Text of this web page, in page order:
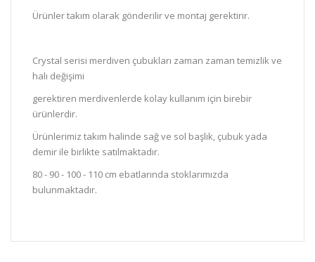
Ürünler takım olarak gönderilir ve montaj gerektirir.
Crystal serisi merdiven çubukları zaman zaman temizlik ve
halı değişimi
gerektiren merdivenlerde kolay kullanım için birebir
ürünlerdir.
Ürünlerimiz takım halinde sağ ve sol başlık, çubuk yada
demir ile birlikte satılmaktadır.
80 - 90 - 100 - 110 cm ebatlarında stoklarımızda
bulunmaktadır.